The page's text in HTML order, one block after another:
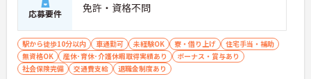
応募要件 免許・資格不問
駅から徒歩10分以内 車通勤可 未経験OK 寮・借り上げ
住宅手当・補助
無資格OK
産休･育休･介護休暇取得実績あり
ボーナス・賞与あり
社会保険完備
交通費支給 退職金制度あり